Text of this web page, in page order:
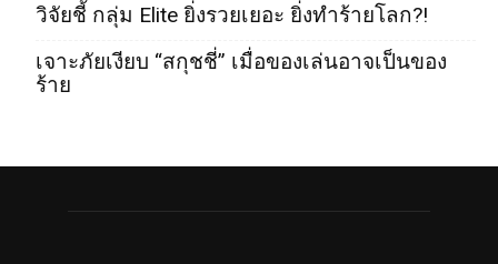
วิจัยชี้ กลุ่ม Elite ยิ่งรวยเยอะ ยิ่งทำร้ายโลก?!
เจาะภัยเงียบ “สกุชชี่” เมื่อของเล่นอาจเป็นของ
ร้าย